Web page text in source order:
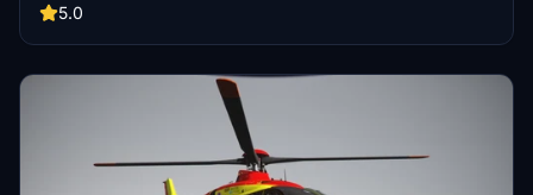
emergency call capabilities and specialized crew compositions.
5.0